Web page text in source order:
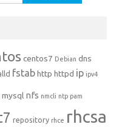
centos7 Debian dns
fstabhttp httpd ip ipv4
mysql nfs nmcli ntp pam
repository rhce rhcsa